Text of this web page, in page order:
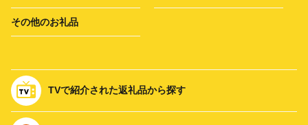
その他のお礼品
TVで紹介された返礼品から探す